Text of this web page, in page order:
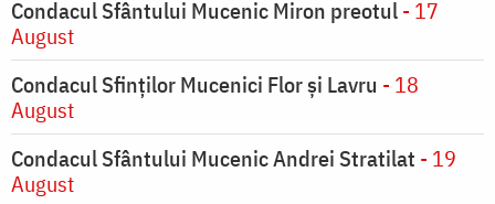
Condacul Sfântului Mucenic Miron preotul- 17
August
Condacul Sfinţilor Mucenici Flor şi Lavru - 18
August
Condacul Sfântului Mucenic Andrei Stratilat - 19
August